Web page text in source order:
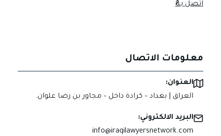
اتصل بنا
معلومات الاتصال
العنوان:
العراق | بغداد – كرادة داخل – مجاور بن رضا علوان.
البريد الالكتروني:
info@iraqilawyersnetwork.com